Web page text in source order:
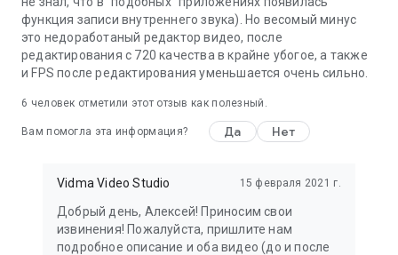
функция записи внутреннего звука). Но весомый минус
это недоработаный редактор видео, после
редактирования с 720 качества в крайне убогое, а также
и FPS после редактирования уменьшается очень сильно.
6 человек отметили этот отзыв как полезный.
Вам помогла эта информация? Да Нет
Vidma Video Studio 15 февраля 2021 г.
Добрый день, Алексей! Приносим свои
извинения! Пожалуйста, пришлите нам
подробное описание и оба видео (до и после